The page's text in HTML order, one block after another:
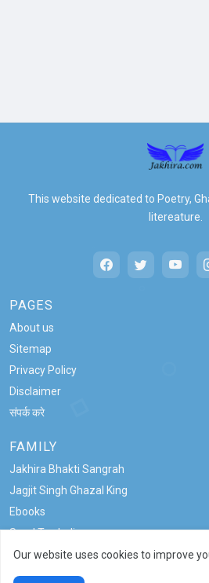
This website dedicated to Poetry,
litereature.
PAGES
About us
Sitemap
Privacy Policy
Disclaimer
संपर्क करे
FAMILY
Jakhira Bhakti Sangrah
Jagjit Singh Ghazal King
Ebooks
Saral Tax India
Our website uses cookies to improve